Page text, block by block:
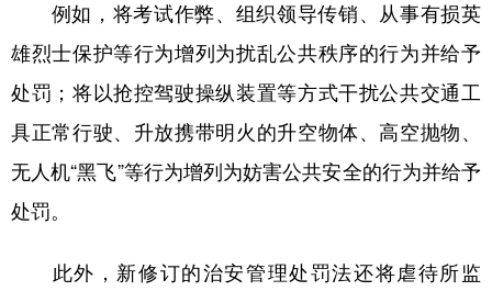
例如，将考试作弊、组织领导传销、从事有损英
雄烈士保护等行为增列为扰乱公共秩序的行为并给予
处罚；将以抢控驾驶操纵装置等方式干扰公共交通工
具正常行驶、升放携带明火的升空物体、高空抛物、
无人机“黑飞”等行为增列为妨害公共安全的行为并给予
处罚。
此外，新修订的治安管理处罚法还将虐待所监